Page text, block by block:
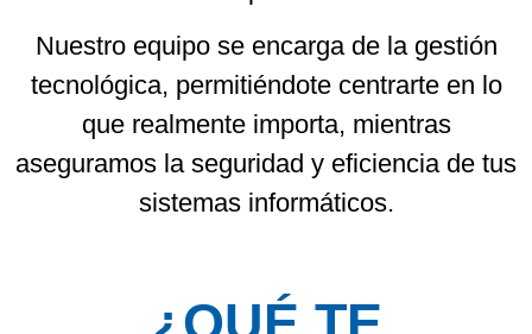
Nuestro equipo se encarga de la gestión
tecnológica, permitiéndote centrarte en lo
que realmente importa, mientras
aseguramos la seguridad y eficiencia de tus
sistemas informáticos.